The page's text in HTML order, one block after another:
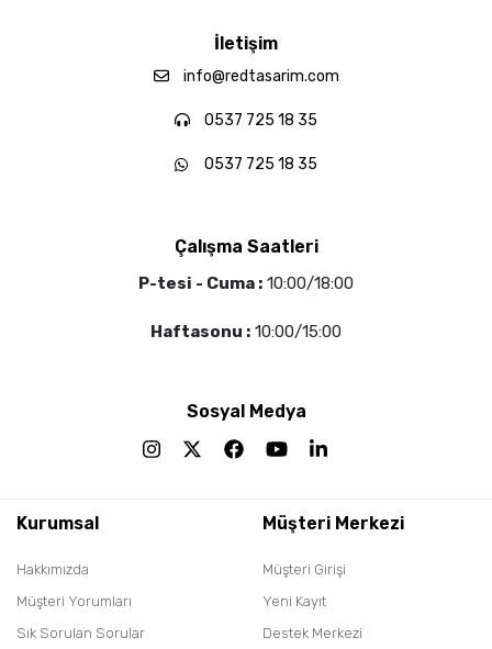
İletişim
info@redtasarim.com
0537 725 18 35
0537 725 18 35
Çalışma Saatleri
P-tesi - Cuma : 10:00/18:00
Haftasonu : 10:00/15:00
Sosyal Medya
Kurumsal
Hakkımızda
Müşteri Yorumları
Sık Sorulan Sorular
Müşteri Merkezi
Müşteri Girişi
Yeni Kayıt
Destek Merkezi